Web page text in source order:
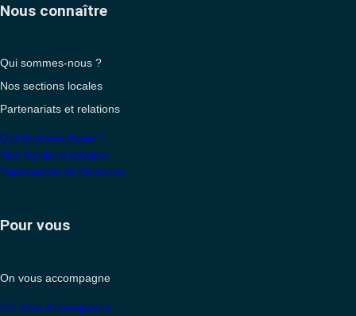
Nous connaître
Qui sommes-nous ?
Nos sections locales
Partenariats et relations
Qui Sommes-Nous ?
Nos Sections Locales
Partenariats Et Relations
Pour vous
On vous accompagne
On Vous Accompagne